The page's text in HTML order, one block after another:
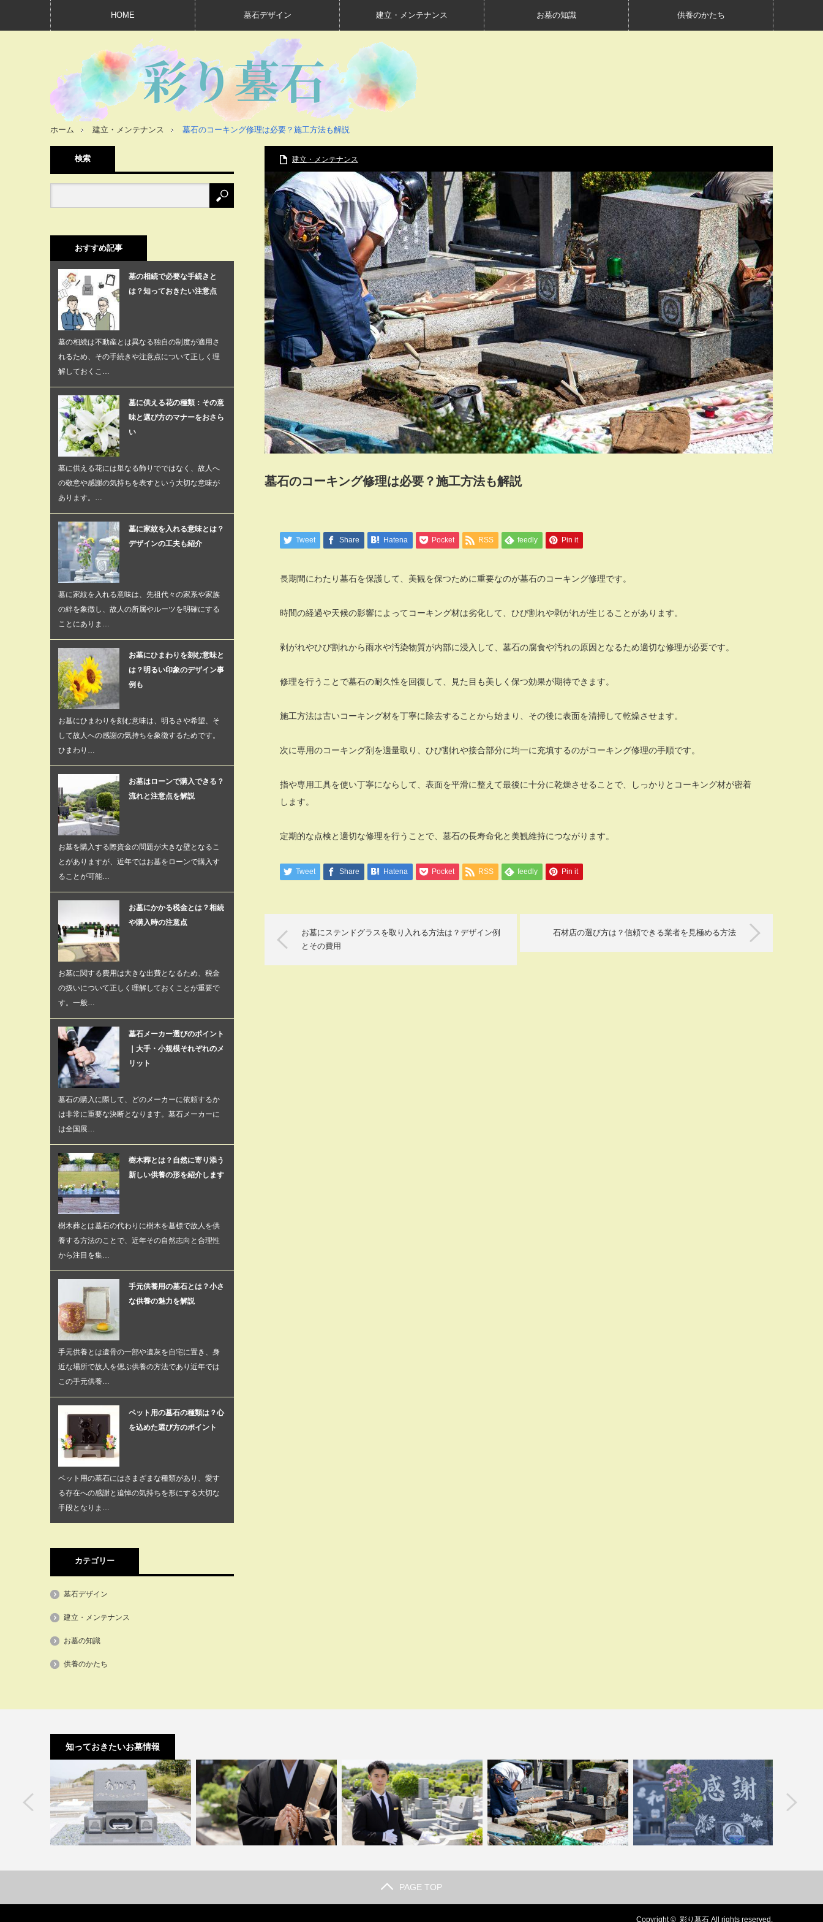
HOME 墓石デザイン 建立・メンテナンス お墓の知識 供養のかたち
ホーム 建立・メンテナンス 墓石のコーキング修理は必要？施工方法も解説
建立・メンテナンス
墓石のコーキング修理は必要？施工方法も解説
Tweet Share Hatena Pocket RSS feedly Pin it
長期間にわたり墓石を保護して、美観を保つために重要なのが墓石のコーキング修理です。
時間の経過や天候の影響によってコーキング材は劣化して、ひび割れや剥がれが生じることがあります。
剥がれやひび割れから雨水や汚染物質が内部に浸入して、墓石の腐食や汚れの原因となるため適切な修理が必要です。
修理を行うことで墓石の耐久性を回復して、見た目も美しく保つ効果が期待できます。
施工方法は古いコーキング材を丁寧に除去することから始まり、その後に表面を清掃して乾燥させます。
次に専用のコーキング剤を適量取り、ひび割れや接合部分に均一に充填するのがコーキング修理の手順です。
指や専用工具を使い丁寧にならして、表面を平滑に整えて最後に十分に乾燥させることで、しっかりとコーキング材が密着
します。
定期的な点検と適切な修理を行うことで、墓石の長寿命化と美観維持につながります。
Tweet Share Hatena Pocket RSS feedly Pin it
お墓にステンドグラスを取り入れる方法は？デザイン例
とその費用
石材店の選び方は？信頼できる業者を見極める方法
検索
おすすめ記事
墓の相続で必要な手続きと
は？知っておきたい注意点
墓の相続は不動産とは異なる独自の制度が適用さ
れるため、その手続きや注意点について正しく理
解しておくこ…
墓に供える花の種類：その意
味と選び方のマナーをおさら
い
墓に供える花には単なる飾りでではなく、故人へ
の敬意や感謝の気持ちを表すという大切な意味が
あります。…
墓に家紋を入れる意味とは？
デザインの工夫も紹介
墓に家紋を入れる意味は、先祖代々の家系や家族
の絆を象徴し、故人の所属やルーツを明確にする
ことにありま…
お墓にひまわりを刻む意味と
は？明るい印象のデザイン事
例も
お墓にひまわりを刻む意味は、明るさや希望、そ
して故人への感謝の気持ちを象徴するためです。
ひまわり…
お墓はローンで購入できる？
流れと注意点を解説
お墓を購入する際資金の問題が大きな壁となるこ
とがありますが、近年ではお墓をローンで購入す
ることが可能…
お墓にかかる税金とは？相続
や購入時の注意点
お墓に関する費用は大きな出費となるため、税金
の扱いについて正しく理解しておくことが重要で
す。一般…
墓石メーカー選びのポイント
｜大手・小規模それぞれのメ
リット
墓石の購入に際して、どのメーカーに依頼するか
は非常に重要な決断となります。墓石メーカーに
は全国展…
樹木葬とは？自然に寄り添う
新しい供養の形を紹介します
樹木葬とは墓石の代わりに樹木を墓標で故人を供
養する方法のことで、近年その自然志向と合理性
から注目を集…
手元供養用の墓石とは？小さ
な供養の魅力を解説
手元供養とは遺骨の一部や遺灰を自宅に置き、身
近な場所で故人を偲ぶ供養の方法であり近年では
この手元供養…
ペット用の墓石の種類は？心
を込めた選び方のポイント
ペット用の墓石にはさまざまな種類があり、愛す
る存在への感謝と追悼の気持ちを形にする大切な
手段となりま…
カテゴリー
墓石デザイン
建立・メンテナンス
お墓の知識
供養のかたち
知っておきたいお墓情報
ア3選｜思
墓石の色で印象は変わる？人気の色と
夫婦墓とは？その特徴と選ばれる理由
墓石の見積もり比較アドバイス！必ず
墓石の正しいメンテナンス方法は？定
デザイン墓石の彫刻アイデア3選｜思
い出や願いを表現する方…
墓石の色
PAGE TOP
Copyright © 彩り墓石 All rights reserved.